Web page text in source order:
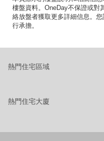
樓盤資料。OneDay不保證或對
絡放盤者獲取更多詳細信息。
行承擔。
熱門住宅區域
熱門住宅大廈